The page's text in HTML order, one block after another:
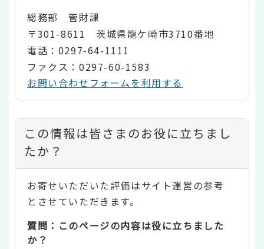
総務部 管財課
〒301-8611 茨城県龍ケ崎市3710番地
電話：0297-64-1111
ファクス：0297-60-1583
お問い合わせフォームを利用する
コ
ン
テ
ン
ツ
評
この情報は皆さまのお役に立ちまし
たか？
お寄せいただいた評価はサイト運営の参考
とさせていただきます。
質問：このページの内容は役に立ちました
か？